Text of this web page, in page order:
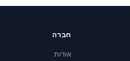
חברה
אודות